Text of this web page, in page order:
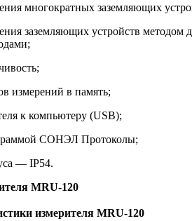
многократных заземляющих
заземляющих устройств методом
измерений в память;
к компьютеру (USB);
СОНЭЛ Протоколы;
— IP54.
MRU-120
измерителя MRU-120